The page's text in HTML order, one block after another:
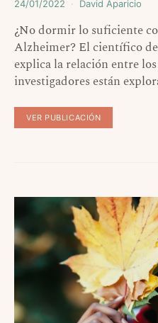
24/01/2022 David Aparicio
¿No dormir lo suficiente
Alzheimer? El científico
explica la relación entre
investigadores están
VER PUBLICACIÓN